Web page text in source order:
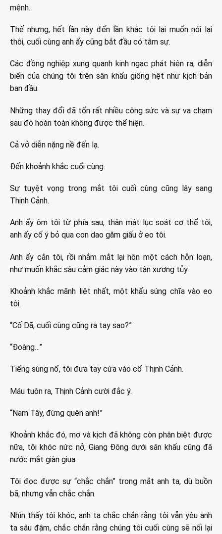
mệnh.
Thế nhưng, hết lần này đến lần khác tôi lại muốn nói lại
thôi, cuối cùng anh ấy cũng bắt đầu có tâm sự.
Các đồng nghiệp xung quanh kinh ngạc phát hiện ra, diễn
biến của chúng tôi trên sân khấu giống hệt như kịch bản
ban đầu.
Những thay đổi đã tốn rất nhiều công sức và sự va chạm
sau đó hoàn toàn không được thể hiện.
Cả vở diễn nặng nề đến lạ.
Đến khoảnh khắc cuối cùng.
Sự tuyệt vọng trong mắt tôi cuối cùng cũng lây sang
Thịnh Cảnh.
Anh ấy ôm tôi từ phía sau, thân mật lục soát cơ thể tôi,
anh ấy cố ý bỏ qua con dao găm giấu ở eo tôi.
Anh ấy cắn tôi, rồi nhắm mắt lại hôn một cách hỗn loạn,
như muốn khắc sâu cảm giác này vào tận xương tủy.
Khoảnh khắc mãnh liệt nhất, một khẩu súng chĩa vào eo
tôi.
“Cố Dã, cuối cùng cũng ra tay sao?”
“Đoàng…”
Tiếng súng nổ, tôi đưa tay cứa vào cổ Thịnh Cảnh.
Máu tuôn ra, Thịnh Cảnh cười đắc ý.
“Nam Tây, đừng quên anh!”
Khoảnh khắc đó, mơ và kịch đã không còn phân biệt được
nữa, tôi khóc nức nở, Giang Đông dưới sân khấu cũng đã
nước mắt giàn giụa.
Tôi đọc được sự “chắc chắn” trong mắt anh ta, dù buồn
bã, nhưng vẫn chắc chắn.
Nhìn thấy tôi khóc, anh ta chắc chắn rằng tôi vẫn yêu anh
ta sâu đậm, chắc chắn rằng chúng tôi cuối cùng sẽ nối lại